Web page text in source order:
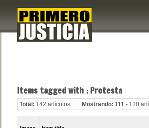
Items tagged with : Protesta
Total: 142 artículos Mostrando: 111 - 120